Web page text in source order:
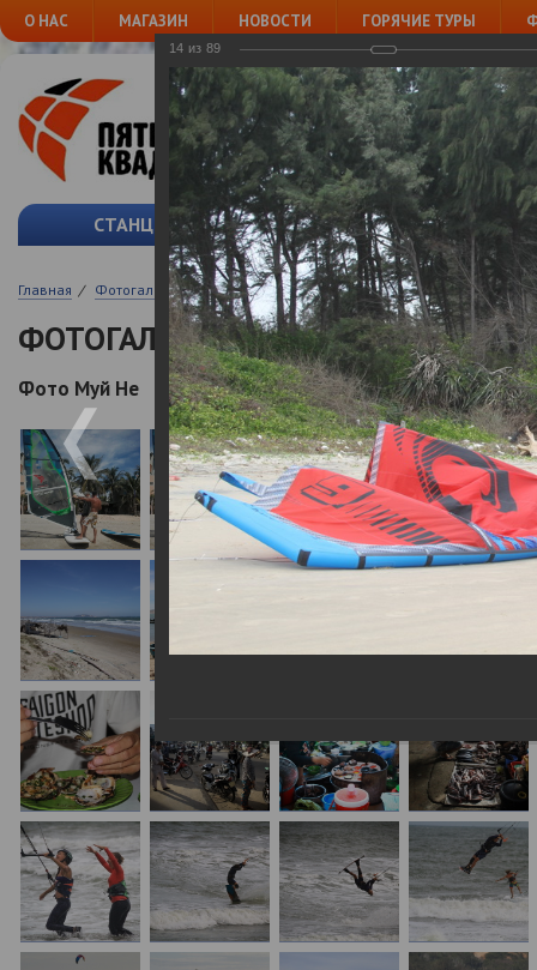
О НАС МАГАЗИН НОВОСТИ ГОРЯЧИЕ ТУРЫ
И
СТАНЦИИ ВИНДСЕРФИНГ
Главная / Фотогалереи / Фото Муй Не
ФОТОГАЛЕРЕИ
Фото Муй Не
14 из 89